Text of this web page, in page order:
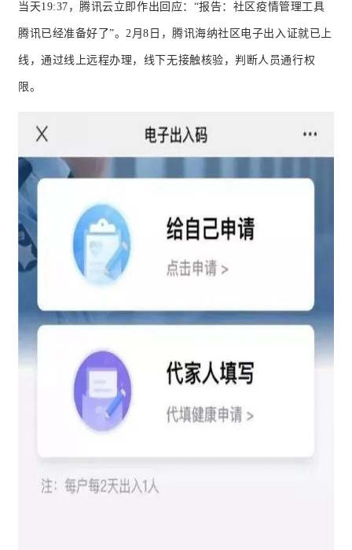
当天19:37，腾讯云立即作出回应： “报告： 社区疫情管理工具
腾讯已经准备好了”。 2月8日，腾讯海纳社区电子出入证就已上
线，通过线上远程办理，线下无接触核验，判断人员通行权
限。